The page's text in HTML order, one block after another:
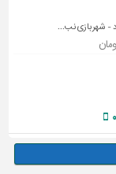
- شهربازی نب...